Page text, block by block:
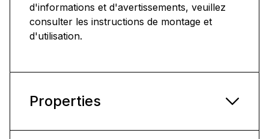
d'informations et d'avertissements, veuillez
consulter les instructions de montage et
d'utilisation.
Properties